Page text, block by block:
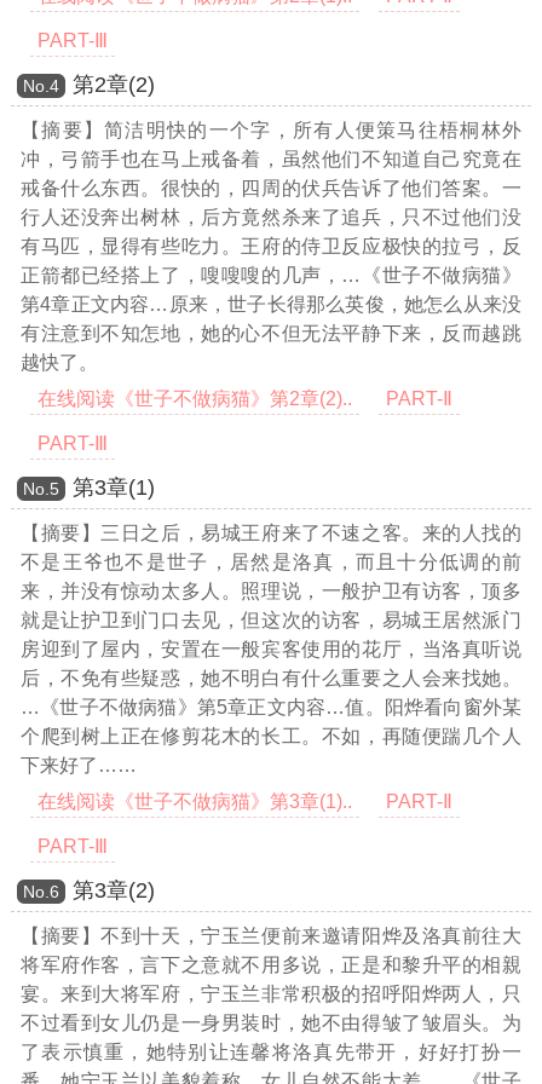
PART-Ⅲ
Νο.4 第2章(2)
【摘要】简洁明快的一个字，所有人便策马往梧桐林外
冲，弓箭手也在马上戒备着，虽然他们不知道自己究竟在
戒备什么东西。很快的，四周的伏兵告诉了他们答案。一
行人还没奔出树林，后方竟然杀来了追兵，只不过他们没
有马匹，显得有些吃力。王府的侍卫反应极快的拉弓，反
正箭都已经搭上了，嗖嗖嗖的几声， …《世子不做病猫》
第4章正文内容… 原来，世子长得那么英俊，她怎么从来没
有注意到不知怎地，她的心不但无法平静下来，反而越跳
越快了。
在线阅读《世子不做病猫》第2章(2)..
PART-Ⅱ
PART-Ⅲ
Νο.5 第3章(1)
【摘要】三日之后，易城王府来了不速之客。来的人找的
不是王爷也不是世子，居然是洛真，而且十分低调的前
来，并没有惊动太多人。照理说，一般护卫有访客，顶多
就是让护卫到门口去见，但这次的访客，易城王居然派门
房迎到了屋内，安置在一般宾客使用的花厅，当洛真听说
后，不免有些疑惑，她不明白有什么重要之人会来找她。
…《世子不做病猫》第5章正文内容…值。阳烨看向窗外某
个爬到树上正在修剪花木的长工。不如，再随便踹几个人
下来好了……
在线阅读《世子不做病猫》第3章(1)..
PART-Ⅱ
PART-Ⅲ
Νο.6 第3章(2)
【摘要】不到十天，宁玉兰便前来邀请阳烨及洛真前往大
将军府作客，言下之意就不用多说，正是和黎升平的相親
宴。来到大将军府，宁玉兰非常积极的招呼阳烨两人，只
不过看到女儿仍是一身男装时，她不由得皱了皱眉头。为
了表示慎重，她特别让连馨将洛真先带开，好好打扮一